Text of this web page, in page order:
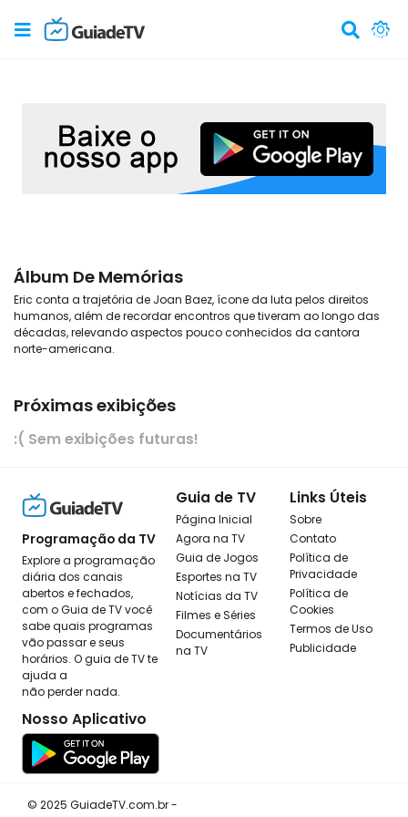
Álbum De Memórias
Eric conta a trajetória de Joan Baez, ícone da luta pelos direitos
humanos, além de recordar encontros que tiveram ao longo das
décadas, relevando aspectos pouco conhecidos da cantora
norte-americana.
Próximas exibições
:( Sem exibições futuras!
Programação da TV
Explore a programação
diária dos canais
abertos e fechados,
com o Guia de TV você
sabe quais programas
vão passar e seus
horários. O guia de TV te
ajuda a
não perder nada.
Nosso Aplicativo
Guia de TV
Página Inicial
Agora na TV
Guia de Jogos
Esportes na TV
Notícias da TV
Filmes e Séries
Documentários
na TV
Links Úteis
Sobre
Contato
Política de
Privacidade
Política de
Cookies
Termos de Uso
Publicidade
© 2025 GuiadeTV.com.br -